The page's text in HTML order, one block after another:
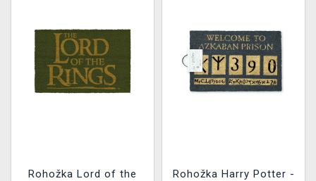
Rohožka Lord of the
Rohožka Harry Potter -